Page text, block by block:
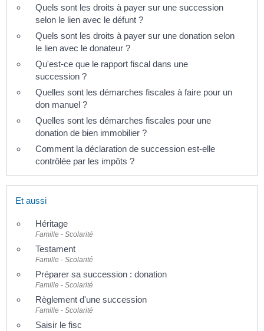
Quels sont les droits à payer sur une succession
selon le lien avec le défunt ?
Quels sont les droits à payer sur une donation selon
le lien avec le donateur ?
Qu'est-ce que le rapport fiscal dans une
succession ?
Quelles sont les démarches fiscales à faire pour un
don manuel ?
Quelles sont les démarches fiscales pour une
donation de bien immobilier ?
Comment la déclaration de succession est-elle
contrôlée par les impôts ?
Et aussi
Héritage
Famille - Scolarité
Testament
Famille - Scolarité
Préparer sa succession : donation
Famille - Scolarité
Règlement d'une succession
Famille - Scolarité
Saisir le fisc